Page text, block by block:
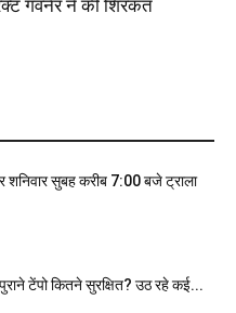
गवर्नर ने की शिरकत
शनिवार सुबह करीब 7:00 बजे ट्राला
पुराने टेंपो कितने सुरक्षित? उठ रहे कई...